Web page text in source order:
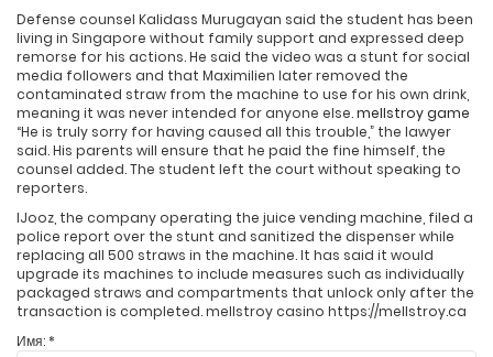
Defense counsel Kalidass Murugayan said the student has been
living in Singapore without family support and expressed deep
remorse for his actions. He said the video was a stunt for social
media followers and that Maximilien later removed the
contaminated straw from the machine to use for his own drink,
meaning it was never intended for anyone else.mellstroy game
“He is truly sorry for having caused all this trouble,” the lawyer
said. His parents will ensure that he paid the fine himself, the
counsel added. The student left the court without speaking to
reporters.
IJooz, the company operating the juice vending machine, filed a
police report over the stunt and sanitized the dispenser while
replacing all 500 straws in the machine. It has said it would
upgrade its machines to include measures such as individually
packaged straws and compartments that unlock only after the
transaction is completed. mellstroy casino https://mellstroy.ca
Имя:*